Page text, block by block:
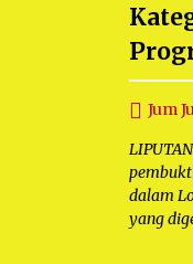
Jum
dalam
yang